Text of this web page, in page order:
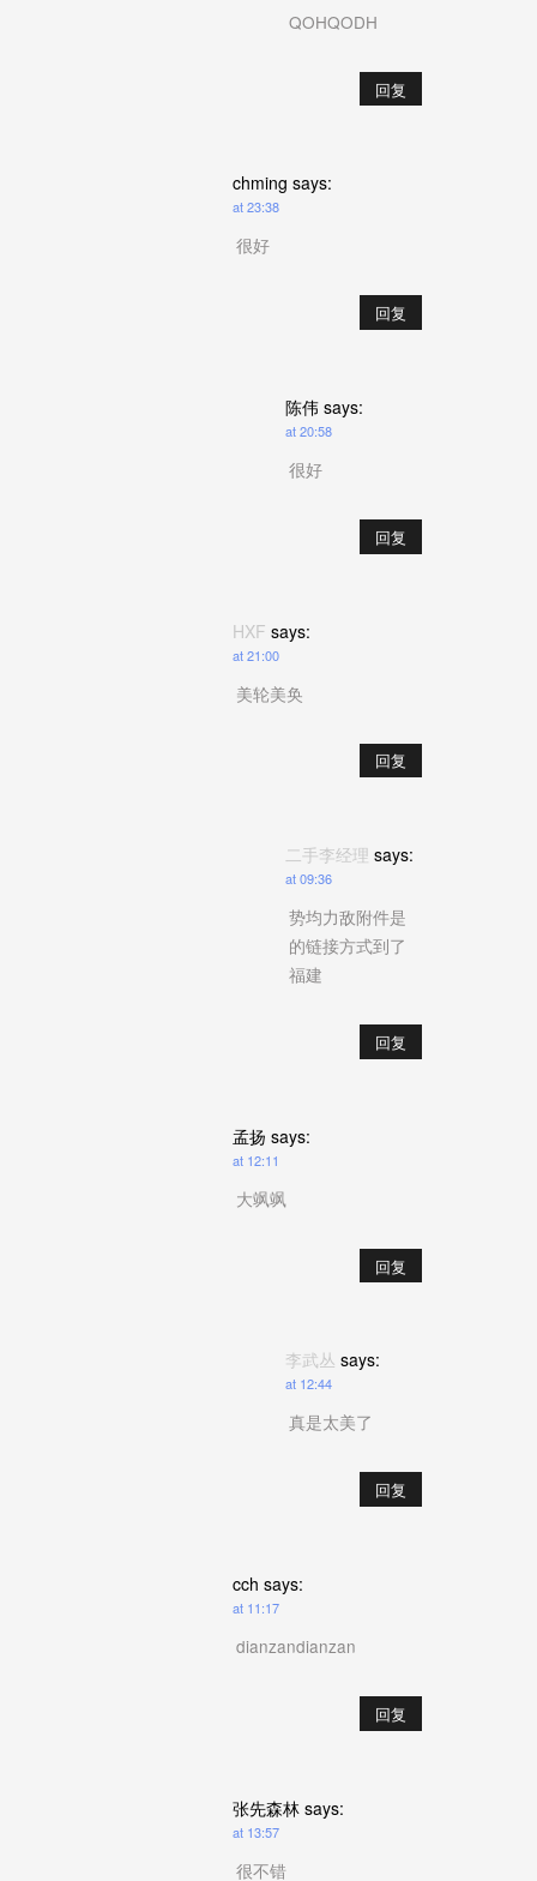
QOHQODH
回复
chming says:
at 23:38
很好
回复
陈伟 says:
at 20:58
很好
回复
HXF says:
at 21:00
美轮美奂
回复
二手李经理 says:
at 09:36
势均力敌附件是
的链接方式到了
福建
回复
孟扬 says:
at 12:11
大飒飒
回复
李武丛 says:
at 12:44
真是太美了
回复
cch says:
at 11:17
dianzandianzan
回复
张先森林 says:
at 13:57
很不错